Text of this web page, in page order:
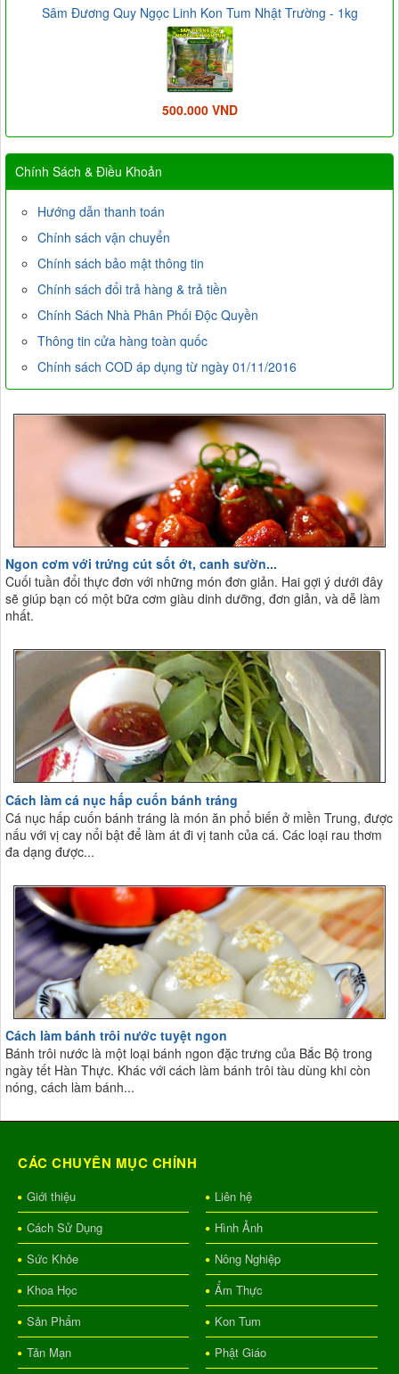
Sâm Đương Quy Ngọc Linh Kon Tum Nhật Trường - 1kg
500.000 VND
Chính Sách & Điều Khoản
Hướng dẫn thanh toán
Chính sách vận chuyển
Chính sách bảo mật thông tin
Chính sách đổi trả hàng & trả tiền
Chính Sách Nhà Phân Phối Độc Quyền
Thông tin cửa hàng toàn quốc
Chính sách COD áp dụng từ ngày 01/11/2016
Ngon cơm với trứng cút sốt ớt, canh sườn...
Cuối tuần đổi thực đơn với những món đơn giản. Hai gợi ý dưới đây
sẽ giúp bạn có một bữa cơm giàu dinh dưỡng, đơn giản, và dễ làm
nhất.
Cách làm cá nục hấp cuốn bánh tráng
Cá nục hấp cuốn bánh tráng là món ăn phổ biến ở miền Trung, được
nấu với vị cay nổi bật để làm át đi vị tanh của cá. Các loại rau thơm
đa dạng được...
Cách làm bánh trôi nước tuyệt ngon
Bánh trôi nước là một loại bánh ngon đặc trưng của Bắc Bộ trong
ngày tết Hàn Thực. Khác với cách làm bánh trôi tàu dùng khi còn
nóng, cách làm bánh...
CÁC CHUYÊN MỤC CHÍNH
Giới thiệu
Liên hệ
Cách Sử Dụng
Hình Ảnh
Sức Khỏe
Nông Nghiệp
Khoa Học
Ẩm Thực
Sản Phẩm
Kon Tum
Tản Mạn
Phật Giáo